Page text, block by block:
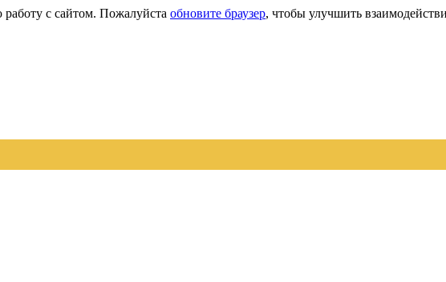
с сайтом. Пожалуйста обновите браузер, чтобы улучшить